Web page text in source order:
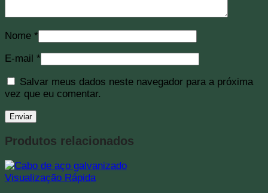
Nome *
E-mail *
Salvar meus dados neste navegador para a próxima
vez que eu comentar.
Produtos relacionados
Visualização Rápida